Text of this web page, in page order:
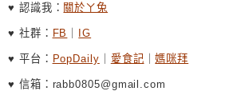
♥ 認識我： 關於ㄚ兔
♥ 社群： FB IG
♥ 平台： PopDaily 愛食記 ｜媽咪拜
♥ 信箱：rabb0805@gmail.com